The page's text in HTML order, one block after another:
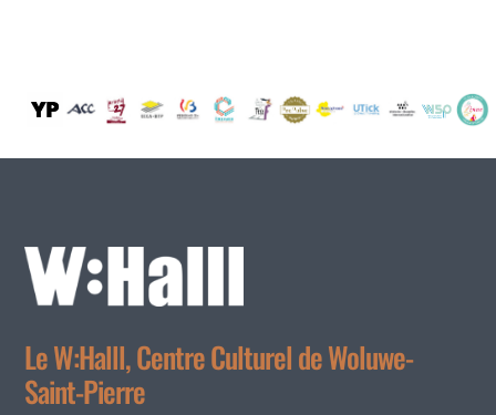
Le W:Halll, Centre Culturel de Woluwe-
Saint-Pierre